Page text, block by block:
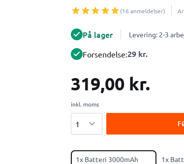
(16 anmeldelser)
På lager Levering: 2-3
Forsendelse:29 kr.
319,00 kr.
inkl. moms
1x Batteri 3000mAh 1x